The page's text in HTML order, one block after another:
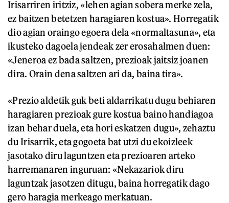
Irisarriren iritziz, «lehen agian sobera merke zela,
ez baitzen betetzen haragiaren kostua». Horregatik
dio agian oraingo egoera dela «normaltasuna», eta
ikusteko dagoela jendeak zer erosahalmen duen:
«Jeneroa ez bada saltzen, prezioak jaitsiz joanen
dira. Orain dena saltzen ari da, baina tira».
«Prezio aldetik guk beti aldarrikatu dugu behiaren
haragiaren prezioak gure kostua baino handiagoa
izan behar duela, eta hori eskatzen dugu», zehaztu
du Irisarrik, eta gogoeta bat utzi du ekoizleek
jasotako diru laguntzen eta prezioaren arteko
harremanaren inguruan: «Nekazariok diru
laguntzak jasotzen ditugu, baina horregatik dago
gero haragia merkeago merkatuan.